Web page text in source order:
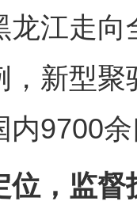
江走向
，新型
内9700
监督